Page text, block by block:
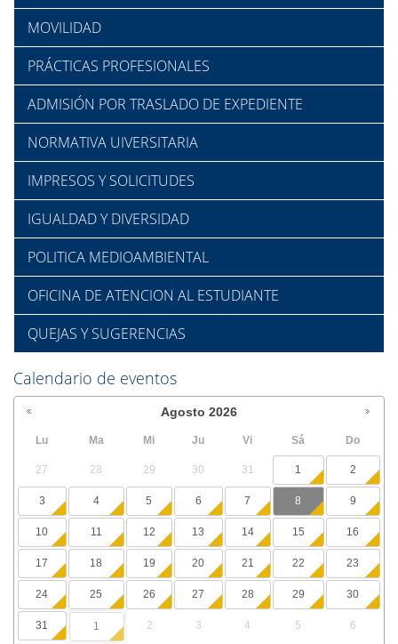
MOVILIDAD
PRÁCTICAS PROFESIONALES
ADMISIÓN POR TRASLADO DE EXPEDIENTE
NORMATIVA UIVERSITARIA
IMPRESOS Y SOLICITUDES
IGUALDAD Y DIVERSIDAD
POLITICA MEDIOAMBIENTAL
OFICINA DE ATENCION AL ESTUDIANTE
QUEJAS Y SUGERENCIAS
Calendario de eventos
Agosto 2026
Lu Ma Mi Ju Vi Sá Do
27 28 29 30 31 1 2
3 4 5 6 7 8 9
10 11 12 13 14 15 16
17 18 19 20 21 22 23
24 25 26 27 28 29 30
31 1 2 3 4 5 6